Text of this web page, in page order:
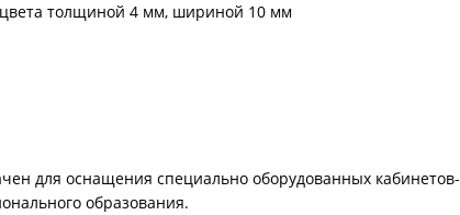
толщиной 4 мм, шириной 10 мм
для оснащения специально оборудованных кабинетов-
образования.